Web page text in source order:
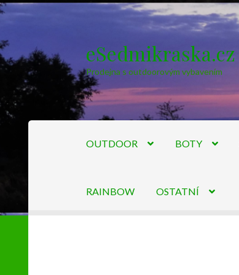
Přeskočit
na
navigaci
Přejít
k
obsahu
webu
eSedmikraska.cz
Prodejna s outdoorovým vybavením
OUTDOOR BOTY
RAINBOW OSTATNÍ